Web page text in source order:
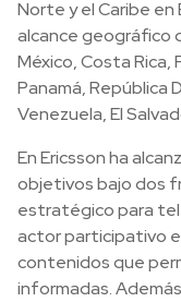
Norte y el Caribe en
alcance geográfico
México, Costa Rica,
Panamá, República
Venezuela, El
En Ericsson ha
objetivos bajo dos
estratégico para
actor participativo
contenidos que
informadas.